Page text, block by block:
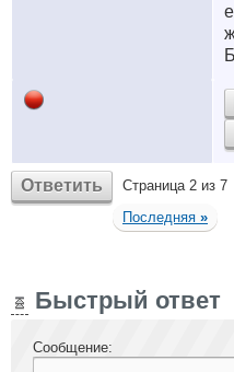
Ответить Страница 2 из 7
Последняя »
Быстрый ответ
Сообщение: